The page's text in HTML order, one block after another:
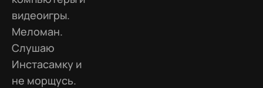
видеоигры.
Меломан.
Слушаю
Инстасамку и
не морщусь.